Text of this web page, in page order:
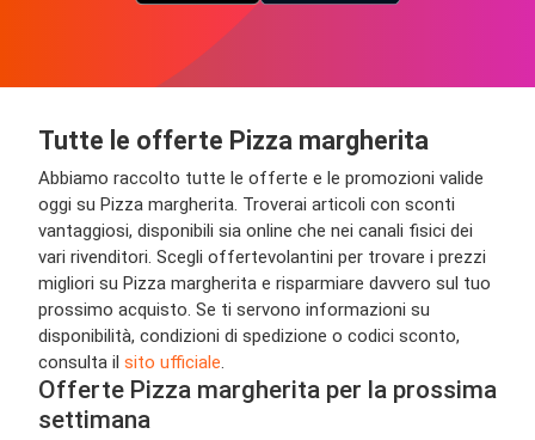
Tutte le offerte Pizza margherita
Abbiamo raccolto tutte le offerte e le promozioni valide
oggi su Pizza margherita. Troverai articoli con sconti
vantaggiosi, disponibili sia online che nei canali fisici dei
vari rivenditori. Scegli offertevolantini per trovare i prezzi
migliori su Pizza margherita e risparmiare davvero sul tuo
prossimo acquisto. Se ti servono informazioni su
disponibilità, condizioni di spedizione o codici sconto,
consulta il sito ufficiale.
Offerte Pizza margherita per la prossima
settimana